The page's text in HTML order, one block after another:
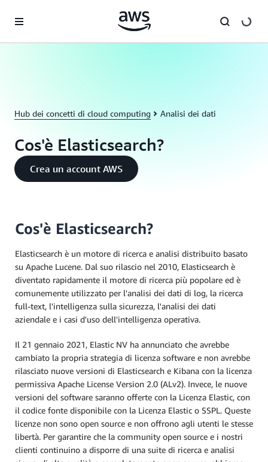
Hub dei concetti di cloud computing Analisi dei dati
Cos'è Elasticsearch?
Crea un account AWS
Cos'è Elasticsearch?
Elasticsearch è un motore di ricerca e analisi distribuito basato
su Apache Lucene. Dal suo rilascio nel 2010, Elasticsearch è
diventato rapidamente il motore di ricerca più popolare ed è
comunemente utilizzato per l'analisi dei dati di log, la ricerca
full-text, l'intelligenza sulla sicurezza, l'analisi dei dati
aziendale e i casi d'uso dell'intelligenza operativa.
Il 21 gennaio 2021, Elastic NV ha annunciato che avrebbe
cambiato la propria strategia di licenza software e non avrebbe
rilasciato nuove versioni di Elasticsearch e Kibana con la licenza
permissiva Apache License Version 2.0 (ALv2). Invece, le nuove
versioni del software saranno offerte con la Licenza Elastic, con
il codice fonte disponibile con la Licenza Elastic o SSPL. Queste
licenze non sono open source e non offrono agli utenti le stesse
libertà. Per garantire che la community open source e i nostri
clienti continuino a disporre di una suite di ricerca e analisi